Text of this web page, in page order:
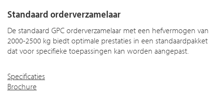
Standaard orderverzamelaar
De standaard GPC orderverzamelaar met een hefvermogen van
2000-2500 kg biedt optimale prestaties in een standaardpakket
dat voor specifieke toepassingen kan worden aangepast.
Specificaties
Brochure